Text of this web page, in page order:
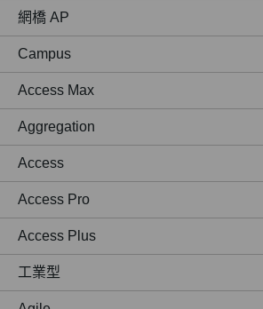
網橋 AP
Campus
Access Max
Aggregation
Access
Access Pro
Access Plus
工業型